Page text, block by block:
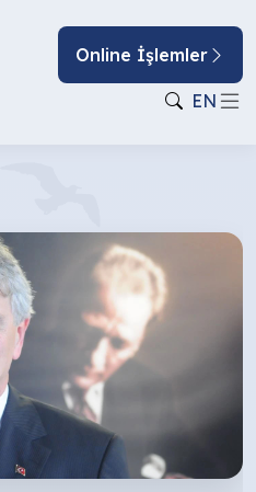
Online İşlemler
EN